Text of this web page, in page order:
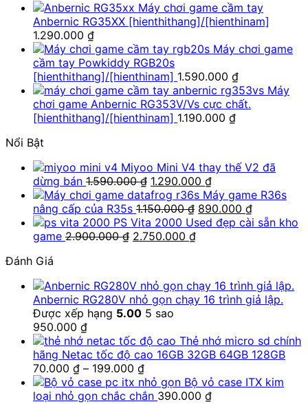
Máy chơi game cầm tay
Anbernic RG35XX [hienthithang]/[hienthinam]
1.290.000 ₫
Máy chơi game
cầm tay Powkiddy RGB20s
[hienthithang]/[hienthinam] 1.590.000 ₫
Máy
chơi game Anbernic RG353V/Vs cực chất.
[hienthithang]/[hienthinam] 1.190.000 ₫
Nổi Bật
Miyoo Mini V4 thay thế V2 đã
dừng bán 1.590.000₫ Giá
gốc
là:
1.590.000 ₫.
1.290.000 ₫Giá
hiện
tại
là:
Máy game R36s
nâng cấp của R35s 1.150.000₫ Giá
gốc
890.000 ₫Giá
hiện
PS Vita 2000 Used đẹp cài sẵn kho
game 2.900.000₫ Giá
2.750.000 ₫Giá
2.750.000 ₫.
Đánh Giá
Anbernic RG280V nhỏ gọn chạy 16 trình giả lập.
Được xếp hạng 5.00 5 sao
950.000 ₫
Thẻ nhớ micro sd chính
hãng Netac tốc độ cao 16GB 32GB 64GB 128GB
70.000 ₫ – 199.000 ₫Khoảng
giá:
từ
Bộ vỏ case ITX kim
loại nhỏ gọn chắc chắn 390.000 ₫